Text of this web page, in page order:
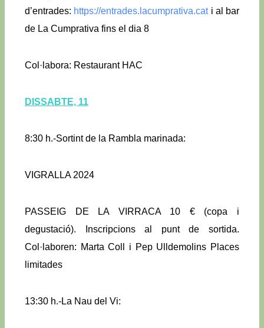
d’entrades: https://entrades.lacumprativa.cati al bar
de La Cumprativa fins el dia 8
Col·labora: Restaurant HAC
DISSABTE, 11
8:30 h.-Sortint de la Rambla marinada:
VIGRALLA 2024
PASSEIG DE LA VIRRACA 10 € (copa i
degustació). Inscripcions al punt de sortida.
Col·laboren: Marta Coll i Pep Ulldemolins Places
limitades
13:30 h.-La Nau del Vi: